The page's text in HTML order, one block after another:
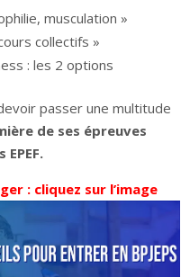
musculation »
collectifs »
: les 2 options
passer une multitude
de ses épreuves
: cliquez sur l’image